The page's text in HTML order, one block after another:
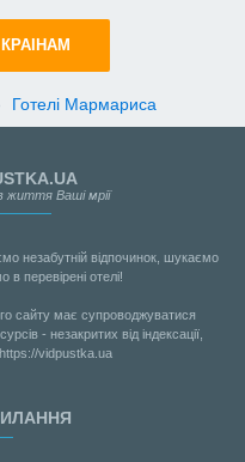
Готелі Мармариса
життя Ваші мрії
незабутній відпочинок, шукаємо
в перевірені отелі!
сайту має супроводжуватися
- незакритих від індексації,
vidpustka.ua